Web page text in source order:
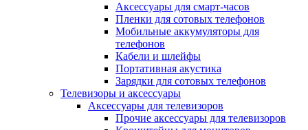
Аксессуары для смарт-часов
Пленки для сотовых телефонов
Мобильные аккумуляторы для
телефонов
Кабели и шлейфы
Портативная акустика
Зарядки для сотовых телефонов
Телевизоры и аксессуары
Аксессуары для телевизоров
Прочие аксессуары для телевизоров